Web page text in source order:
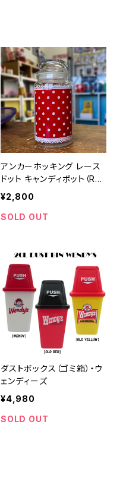
アンカーホッキング レース
ドット キャンディポット（RD
C-003）
¥2,800
SOLD OUT
ダストボックス（ゴミ箱）・ウ
ェンディーズ
¥4,980
SOLD OUT